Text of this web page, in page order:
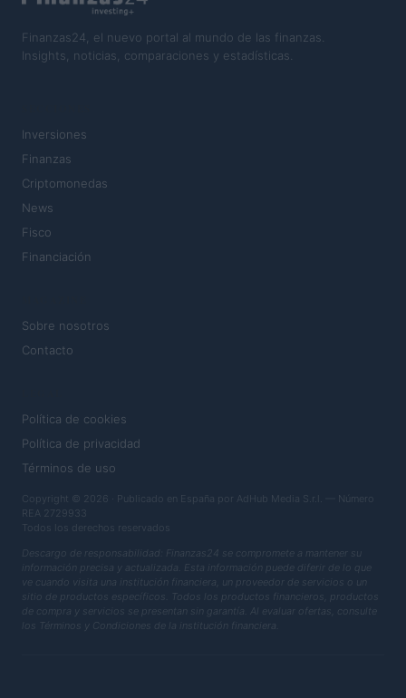
Finanzas24, el nuevo portal al mundo de las finanzas.
Insights, noticias, comparaciones y estadísticas.
Inversiones
Finanzas
Criptomonedas
News
Fisco
Financiación
Sobre nosotros
Contacto
Política de cookies
Política de privacidad
Términos de uso
Copyright © 2026 · Publicado en España por AdHub Media S.r.l. — Número
REA 2729933
Todos los derechos reservados
Descargo de responsabilidad: Finanzas24 se compromete a mantener su
información precisa y actualizada. Esta información puede diferir de lo que
ve cuando visita una institución financiera, un proveedor de servicios o un
sitio de productos específicos. Todos los productos financieros, productos
de compra y servicios se presentan sin garantía. Al evaluar ofertas, consulte
los Términos y Condiciones de la institución financiera.